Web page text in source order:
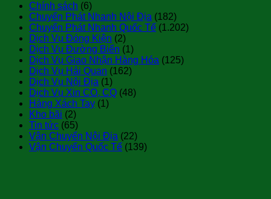
Chính sách (6)
Chuyển Phát Nhanh Nội Địa (182)
Chuyển Phát Nhanh Quốc Tế (1.202)
Dịch Vụ Đóng Kiện (2)
Dịch Vụ Đường Biển (1)
Dịch Vụ Giao Nhận Hàng Hóa (125)
Dịch Vụ Hải Quan (162)
Dịch Vụ Nội Địa (1)
Dịch Vụ Xin CO, CQ (48)
Hàng Xách Tay (1)
Kho bãi (2)
Tin tức (65)
Vận Chuyển Nội Địa (22)
Vận Chuyển Quốc Tế (139)